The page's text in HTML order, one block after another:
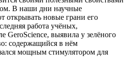
В наши дни научные
открывать новые грани его
работа учёных,
GeroScience, выявила у зелёного
содержащийся в нём
мощным стимулятором для